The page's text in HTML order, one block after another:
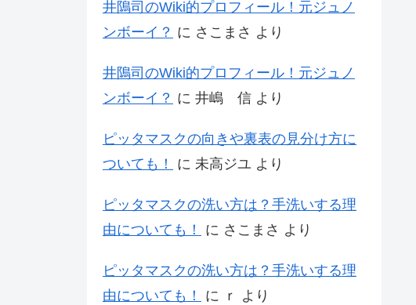
井隝司のWiki的プロフィール！元ジュノ
ンボーイ？ に さこまさ より
井隝司のWiki的プロフィール！元ジュノ
ンボーイ？ に 井嶋 信 より
ピッタマスクの向きや裏表の見分け方に
ついても！
に 未高ジユ より
ピッタマスクの洗い方は？手洗いする理
由についても！
に さこまさ より
ピッタマスクの洗い方は？手洗いする理
由についても！
に ｒ より